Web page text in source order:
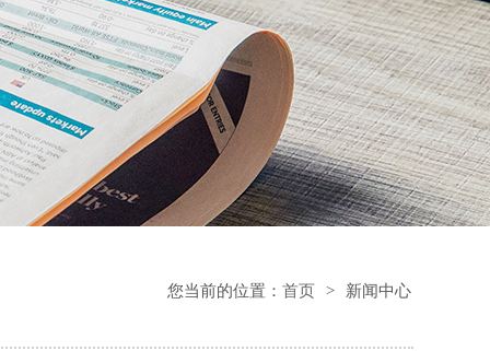
您当前的位置： 首页 > 新闻中心